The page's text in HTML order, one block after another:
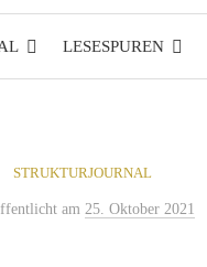
LESESPUREN
STRUKTURJOURNAL
am 25. Oktober 2021